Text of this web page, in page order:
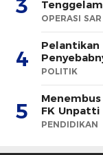
3 OPERASI SAR
4
Pelantikan
POLITIK
5
FK Unpatti
PENDIDIKAN